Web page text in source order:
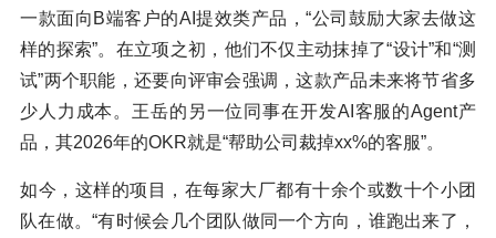
一款面向B端客户的AI提效类产品，“公司鼓励大家去做这
样的探索”。在立项之初，他们不仅主动抹掉了“设计”和“测
试”两个职能，还要向评审会强调，这款产品未来将节省多
少人力成本。王岳的另一位同事在开发AI客服的Agent产
品，其2026年的OKR就是“帮助公司裁掉xx%的客服”。
如今，这样的项目，在每家大厂都有十余个或数十个小团
队在做。“有时候会几个团队做同一个方向，谁跑出来了，